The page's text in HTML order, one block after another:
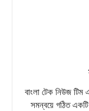
বাংলা টেক নিউজ টিম
সমন্বয়ে গঠিত একটি